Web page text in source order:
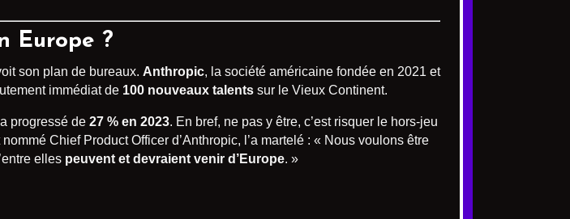
Europe ?
son plan de bureaux. Anthropic, la société américaine fondée en 2021 et
immédiat de 100 nouveaux talents sur le Vieux Continent.
progressé de 27 % en 2023. En bref, ne pas y être, c’est risquer le hors-jeu
Chief Product Officer d’Anthropic, l’a martelé : « Nous voulons être
elles peuvent et devraient venir d’Europe. »